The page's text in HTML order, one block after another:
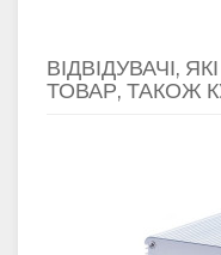
ВІДВІДУВАЧІ,
ТОВАР, ТАКОЖ